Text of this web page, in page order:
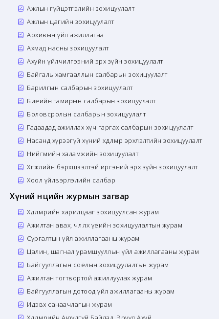
Ажлын гүйцэтгэлийн зохицуулалт
Ажлын цагийн зохицуулалт
Архивын үйл ажиллагаа
Ахмад насны зохицуулалт
Ахуйн үйлчилгээний эрх зүйн зохицуулалт
Байгаль хамгааллын салбарын зохицуулалт
Барилгын салбарын зохицуулалт
Биеийн тамирын салбарын зохицуулалт
Боловсролын салбарын зохицуулалт
Гадаадад ажиллах хүч гаргах салбарын зохицуулалт
Насанд хүрээгүй хүний хөдөлмөр эрхлэлтийн зохицуулалт
Нийгмийн халамжийн зохицуулалт
Хөгжлийн бэрхшээлтэй иргэний эрх зүйн зохицуулалт
Хоол үйлвэрлэлийн салбар
Хүний нөөцийн журмын загвар
Хөдөлмөрийн харилцааг зохицуулсан журам
Ажилтан авах, чөлөөлөх үеийн зохицуулалтын журам
Сургалтын үйл ажиллагааны журам
Цалин, шагнал урамшууллын үйл ажиллагааны журам
Байгууллагын соёлын зохицуулалтын журам
Ажилтан тогтвортой ажиллуулах журам
Байгууллагын дотоод үйл ажиллагааны журам
Идэвх санаачлагын журам